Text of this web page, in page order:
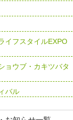
イフスタイルEXPO
ョウブ・カキツバタ
バル